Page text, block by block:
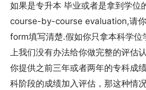
如果是专升本 毕业或者是拿到学位
course-by-course evaluation,请
form填写清楚.假如你只拿本科学位
上我们没有办法给你做完整的评估
你提供之前三年或者两年的专科成
科阶段的成绩加入评估，那这种情